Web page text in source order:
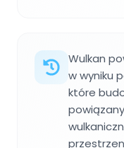
Wulkan
w wyniku
które